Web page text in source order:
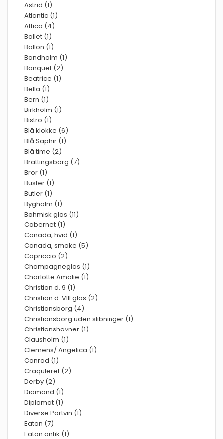
Astrid (1)
Atlantic (1)
Attica (4)
Ballet (1)
Ballon (1)
Bandholm (1)
Banquet (2)
Beatrice (1)
Bella (1)
Bern (1)
Birkholm (1)
Bistro (1)
Blå klokke (6)
Blå Saphir (1)
Blå time (2)
Brattingsborg (7)
Bror (1)
Buster (1)
Butler (1)
Bygholm (1)
Bøhmisk glas (11)
Cabernet (1)
Canada, hvid (1)
Canada, smoke (5)
Capriccio (2)
Champagneglas (1)
Charlotte Amalie (1)
Christian d. 9 (1)
Christian d. VIII glas (2)
Christiansborg (4)
Christiansborg uden slibninger (1)
Christianshavner (1)
Clausholm (1)
Clemens/ Angelica (1)
Conrad (1)
Craquleret (2)
Derby (2)
Diamond (1)
Diplomat (1)
Diverse Portvin (1)
Eaton (7)
Eaton antik (1)